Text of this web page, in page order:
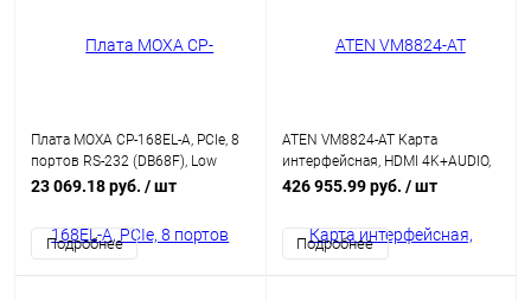
Плата MOXA CP-168EL-A, PCIe, 8
портов RS-232 (DB68F), Low
Profile, без кабеля
23 069.18 руб. / шт
Подробнее
ATEN VM8824-AT Карта
интерфейсная, HDMI 4K+AUDIO,
4 внешних выходных порта:
data rate 18 гбит/с;max pixel
clock 600
426 955.99 руб. / шт
Подробнее